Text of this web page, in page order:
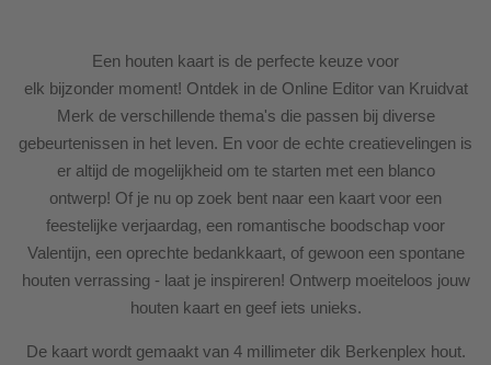
Een houten kaart is de perfecte keuze voor
elk bijzonder moment! Ontdek in de Online Editor van Kruidvat
Merk de verschillende thema's die passen bij diverse
gebeurtenissen in het leven. En voor de echte creatievelingen is
er altijd de mogelijkheid om te starten met een blanco
ontwerp! Of je nu op zoek bent naar een kaart voor een
feestelijke verjaardag, een romantische boodschap voor
Valentijn, een oprechte bedankkaart, of gewoon een spontane
houten verrassing - laat je inspireren! Ontwerp moeiteloos jouw
houten kaart en geef iets unieks.
De kaart wordt gemaakt van 4 millimeter dik Berkenplex hout.